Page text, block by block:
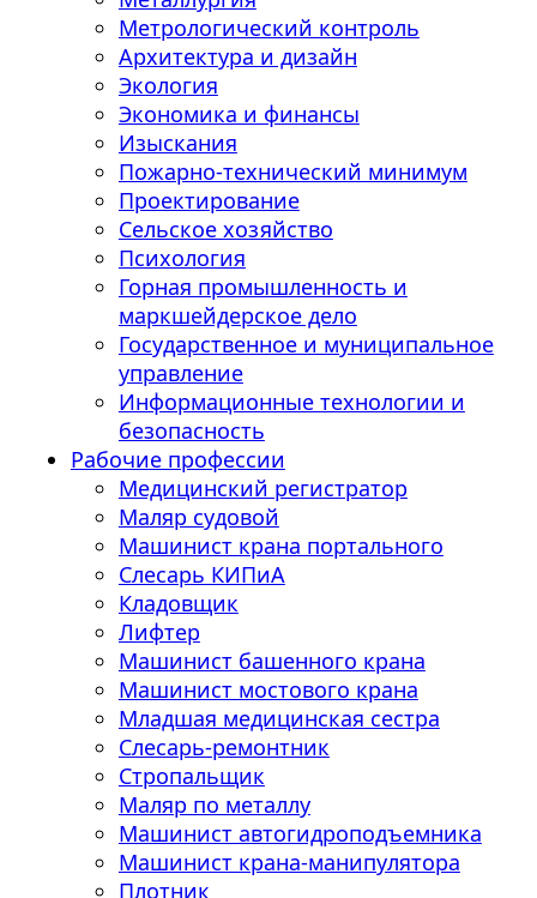
Метрологический контроль
Архитектура и дизайн
Экология
Экономика и финансы
Изыскания
Пожарно-технический минимум
Проектирование
Сельское хозяйство
Психология
Горная промышленность и
маркшейдерское дело
Государственное и муниципальное
управление
Информационные технологии и
безопасность
Рабочие профессии
Медицинский регистратор
Маляр судовой
Машинист крана портального
Слесарь КИПиА
Кладовщик
Лифтер
Машинист башенного крана
Машинист мостового крана
Младшая медицинская сестра
Слесарь-ремонтник
Стропальщик
Маляр по металлу
Машинист автогидроподъемника
Машинист крана-манипулятора
Плотник